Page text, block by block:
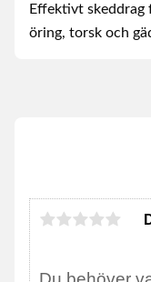
Effektivt skeddrag
öring, torsk och